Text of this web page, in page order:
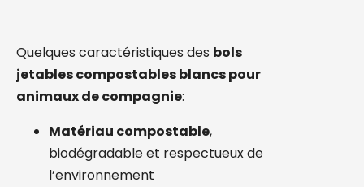
Quelques caractéristiques des bols
jetables compostables blancs pour
animaux de compagnie:
Matériau compostable,
biodégradable et respectueux de
l’environnement